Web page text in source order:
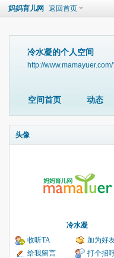
妈妈育儿网 返回首页
冷水凝的个人空间
http://
空间首页 动态
头像
冷水凝
收听TA
加为好
给我留言
打个招